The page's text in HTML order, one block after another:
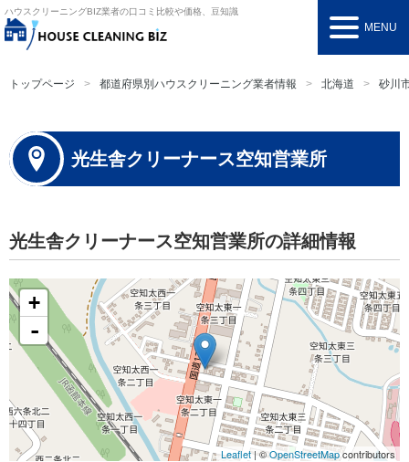
ハウスクリーニングBIZ業者の口コミ比較や価格、豆知識
MENU
トップページ 都道府県別ハウスクリーニング業者情報 北海道 砂川
光生舎クリーナース空知営業所
光生舎クリーナース空知営業所の詳細情報
+
-
Leaflet| ©OpenStreetMapcontributors